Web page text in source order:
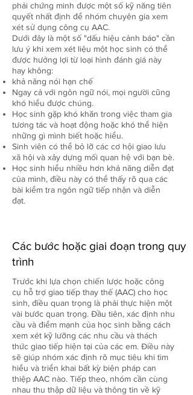
phải chứng minh được một số kỹ năng tiên
quyết nhất định để nhóm chuyên gia xem
xét sử dụng công cụ AAC.
Dưới đây là một số "dấu hiệu cảnh báo" cần
lưu ý khi xem xét liệu một học sinh có thể
được hưởng lợi từ loại hình đánh giá này
hay không:
khả năng nói hạn chế
Ngay cả với ngôn ngữ nói, mọi người cũng
khó hiểu được chúng.
Học sinh gặp khó khăn trong việc tham gia
tương tác và hoạt động hoặc khó thể hiện
những gì mình biết hoặc hiểu.
Sinh viên có thể bỏ lỡ các cơ hội giao lưu
xã hội và xây dựng mối quan hệ với bạn bè.
Học sinh hiểu nhiều hơn khả năng diễn đạt
của mình, điều này có thể thấy rõ qua các
bài kiểm tra ngôn ngữ tiếp nhận và diễn
đạt.
Các bước hoặc giai đoạn trong quy
trình
Trước khi lựa chọn chiến lược hoặc công
cụ hỗ trợ giao tiếp thay thế (AAC) cho học
sinh, điều quan trọng là phải thực hiện một
vài bước quan trọng. Đầu tiên, xác định nhu
cầu và điểm mạnh của học sinh bằng cách
xem xét kỹ lưỡng các nhu cầu và thách
thức giao tiếp hiện tại của các em. Điều này
sẽ giúp nhóm xác định rõ mục tiêu khi tìm
hiểu và triển khai bất kỳ biện pháp can
thiệp AAC nào. Tiếp theo, nhóm cần cùng
nhau thu thập dữ liệu và thông tin về kỹ